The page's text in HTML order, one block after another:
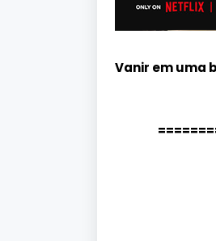
Vanir em uma